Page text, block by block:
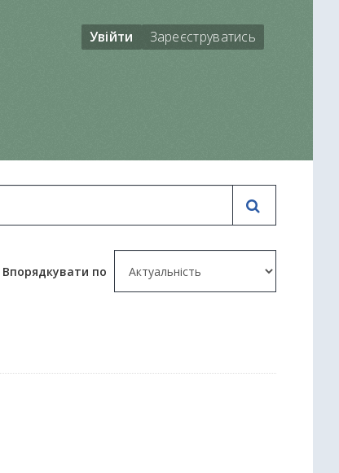
Увійти Зареєструватись
Впорядкувати по